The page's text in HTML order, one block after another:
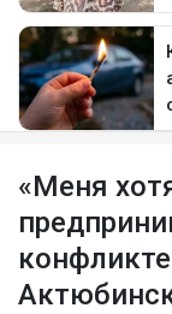
«Меня